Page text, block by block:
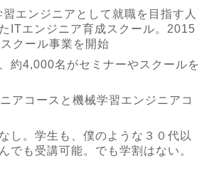
エンジニアとして就職を目指す人
ITエンジニア育成スクール。2015
クール事業を開始
約4,000名がセミナーやスクールを
アコースと機械学習エンジニアコ
し。学生も、僕のような３０代以
でも受講可能。でも学割はない。